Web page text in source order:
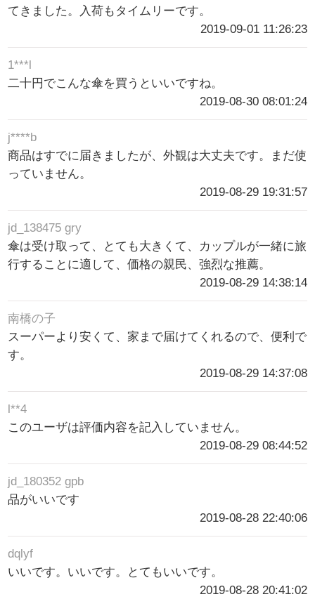
てきました。入荷もタイムリーです。
2019-09-01 11:26:23
1***l
二十円でこんな傘を買うといいですね。
2019-08-30 08:01:24
j****b
商品はすでに届きましたが、外観は大丈夫です。まだ使
っていません。
2019-08-29 19:31:57
jd_138475 gry
傘は受け取って、とても大きくて、カップルが一緒に旅
行することに適して、価格の親民、強烈な推薦。
2019-08-29 14:38:14
南橋の子
スーパーより安くて、家まで届けてくれるので、便利で
す。
2019-08-29 14:37:08
l**4
このユーザは評価内容を記入していません。
2019-08-29 08:44:52
jd_180352 gpb
品がいいです
2019-08-28 22:40:06
dqlyf
いいです。いいです。とてもいいです。
2019-08-28 20:41:02